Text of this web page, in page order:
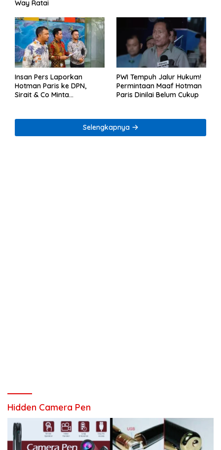
Way Ratai
Insan Pers Laporkan
Hotman Paris ke DPN,
Sirait & Co Minta
PWI Tempuh Jalur Hukum!
Permintaan Maaf Hotman
Paris Dinilai Belum Cukup
Selengkapnya
Hidden Camera Pen